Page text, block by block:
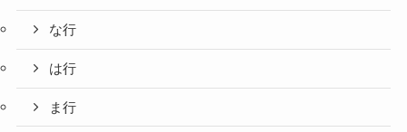
な行
は行
ま行